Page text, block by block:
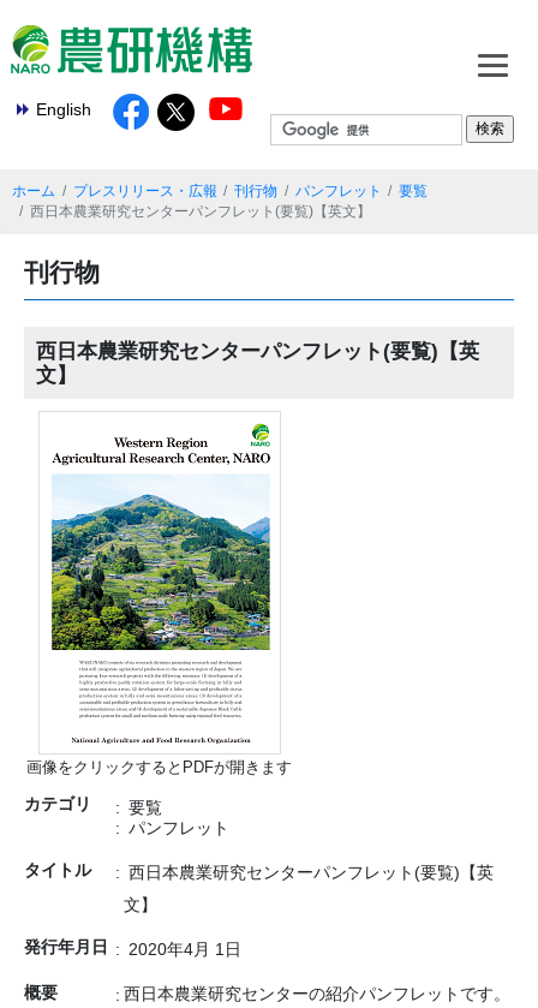
English
ホーム プレスリリース・広報 刊行物 パンフレット
要覧
西日本農業研究センターパンフレット(要覧)【英文】
刊行物
西日本農業研究センターパンフレット(要覧)【英
文】
画像をクリックするとPDFが開きます
カテゴリ
要覧
パンフレット
タイトル
西日本農業研究センターパンフレット(要覧)【英
文】
発行年月日 2020年4月 1日
概要 西日本農業研究センターの紹介パンフレットです。